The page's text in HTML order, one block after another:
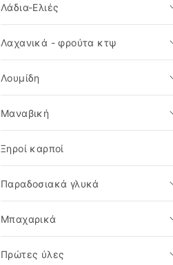
Λάδια-Ελιές
Λαχανικά - φρούτα κτψ
Λουμίδη
Μαναβική
Ξηροί καρποί
Παραδοσιακά γλυκά
Μπαχαρικά
Πρώτες ύλες